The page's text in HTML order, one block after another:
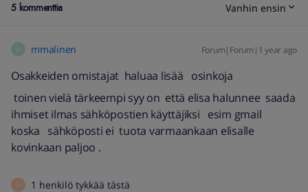
5 kommenttia Vanhin ensin
M mmalinen Forum|Forum|1 year ago
Osakkeiden omistajat haluaa lisää osinkoja
toinen vielä tärkeempi syy on että elisa halunnee saada
ihmiset ilmas sähköpostien käyttäjiksi esim gmail
koska sähköposti ei tuota varmaankaan elisalle
kovinkaan paljoo .
H 1 henkilö tykkää tästä